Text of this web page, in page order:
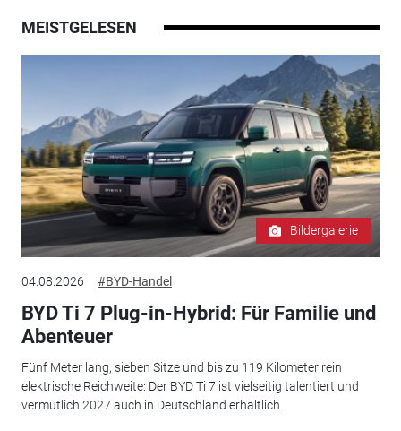
MEISTGELESEN
Bildergalerie
04.08.2026 #BYD-Handel
BYD Ti 7 Plug-in-Hybrid: Für Familie und
Abenteuer
Fünf Meter lang, sieben Sitze und bis zu 119 Kilometer rein
elektrische Reichweite: Der BYD Ti 7 ist vielseitig talentiert und
vermutlich 2027 auch in Deutschland erhältlich.